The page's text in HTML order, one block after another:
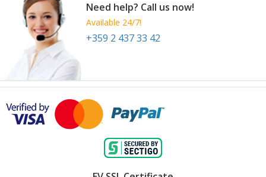
Need help? Call us now!
Available 24/7!
+359 2 437 33 42